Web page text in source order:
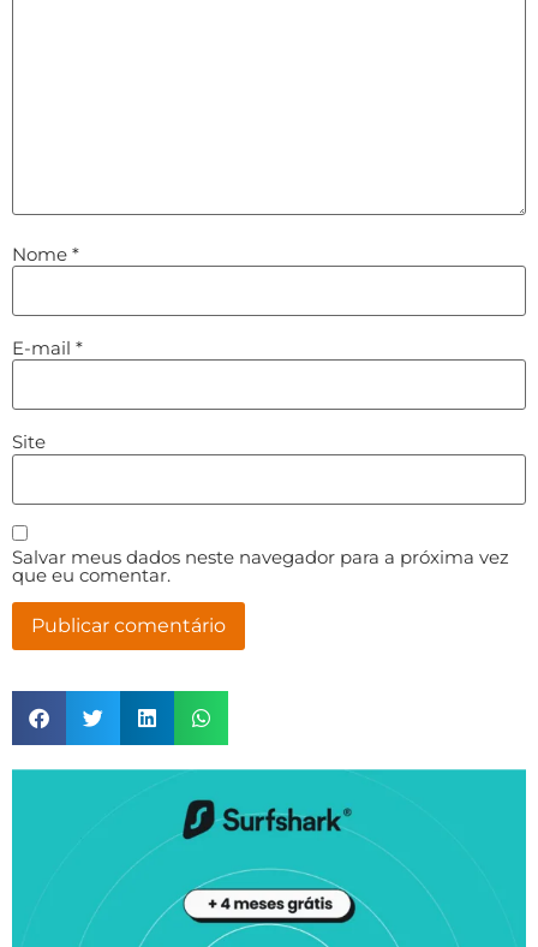
Nome *
E-mail *
Site
Salvar meus dados neste navegador para a próxima vez
que eu comentar.